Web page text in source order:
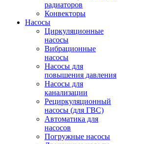
радиаторов
Конвекторы
Насосы
Циркуляционные
насосы
Вибрационные
насосы
Насосы для
повышения давления
Насосы для
канализации
Рециркуляционный
насосы (для ГВС)
Автоматика для
насосов
Погружные насосы